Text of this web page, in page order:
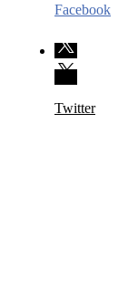
Facebook
Twitter